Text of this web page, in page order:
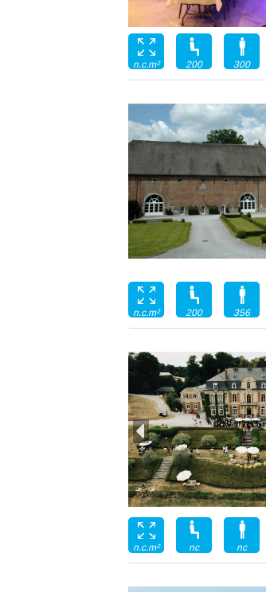
n.c.m² 200 300
n.c.m² 200 356
n.c.m² nc nc